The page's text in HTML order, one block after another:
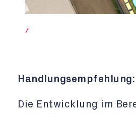
/
Handlungsempfehlung:
Die Entwicklung im